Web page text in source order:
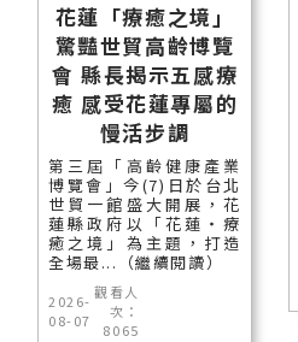
花蓮「療癒之境」
驚豔世貿高齡博覽
會 縣長揭示五感療
癒 感受花蓮專屬的
慢活步調
第三屆「高齡健康產業
博覽會」今(7)日於台北
世貿一館盛大開展，花
蓮縣政府以「花蓮‧療
癒之境」為主題，打造
全場最...（繼續閱讀）
2026-
08-07
觀看人
次：
8065